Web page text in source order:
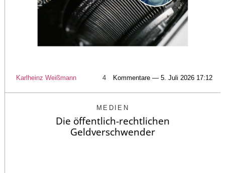
Karlheinz Weißmann 4 Kommentare — 5. Juli 2026 17:12
MEDIEN
Die öffentlich-rechtlichen
Geldverschwender